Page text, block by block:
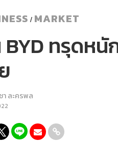
/ MARKET
ทรุดหนั
า ละครพล